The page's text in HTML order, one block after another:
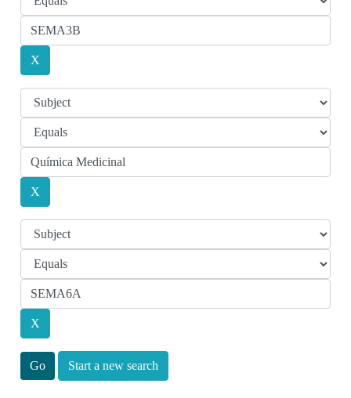
Start a new search